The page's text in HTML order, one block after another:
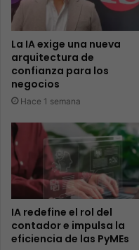
La IA exige una nueva
arquitectura de
confianza para los
negocios
Hace 1 semana
IA redefine el rol del
contador e impulsa la
eficiencia de las PyMEs